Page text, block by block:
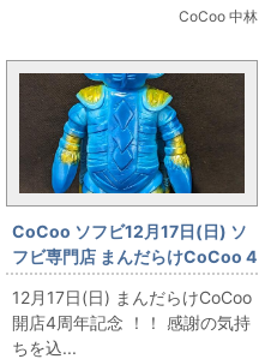
CoCoo 中林
CoCoo ソフビ12月17日(日) ソ
フビ専門店 まんだらけCoCoo 4
周年記念 「マーミット 世紀の大
怪獣シリーズ テンペラー星人1
期/水色成型」
12月17日(日) まんだらけCoCoo
開店4周年記念 ！！ 感謝の気持
ちを込...